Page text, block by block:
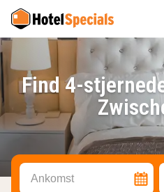
Find 4-
Ankomst